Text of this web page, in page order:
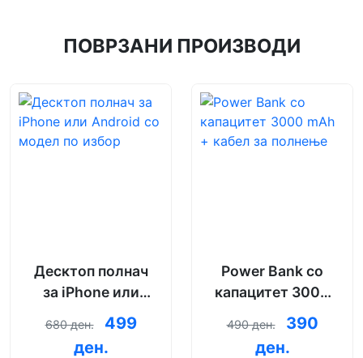
ПОВРЗАНИ ПРОИЗВОДИ
Десктоп полнач
за iPhone или
Android со модел
по избор
680 ден.
499
ден.
Power Bank со
капацитет 3000
mAh + кабел за
полнење
490 ден.
390
ден.